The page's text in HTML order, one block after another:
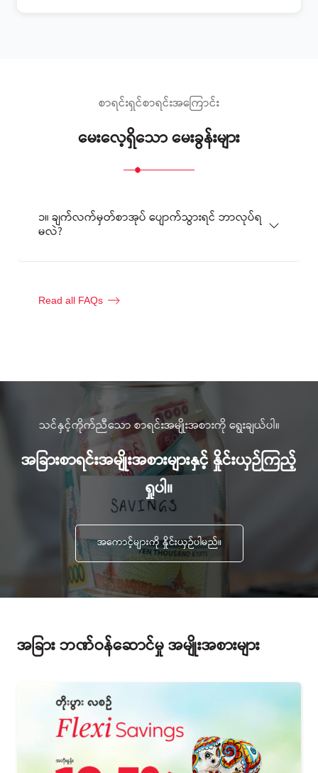
စာရင်းရှင်စာရင်းအကြောင်း
မေးလေ့ရှိသော မေးခွန်းများ
၁။ ချက်လက်မှတ်စာအုပ် ပျောက်သွားရင် ဘာလုပ်ရ
မလဲ?
Read all FAQs
သင်နှင့်ကိုက်ညီသော စာရင်းအမျိုးအစားကို ရွေးချယ်ပါ။
အခြားစာရင်းအမျိုးအစားများနှင့် နှိုင်းယှဉ်ကြည့်
ရှုပါ။
အခြား ဘဏ်ဝန်ဆောင်မှု အမျိုးအစားများ